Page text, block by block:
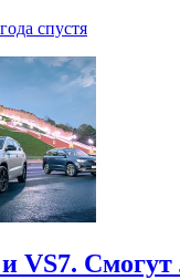
спустя
VS7.